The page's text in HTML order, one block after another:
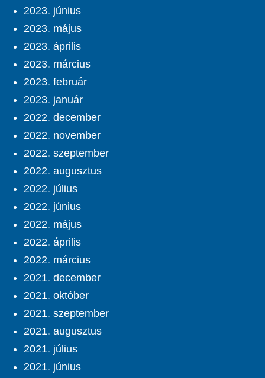
2023. június
2023. május
2023. április
2023. március
2023. február
2023. január
2022. december
2022. november
2022. szeptember
2022. augusztus
2022. július
2022. június
2022. május
2022. április
2022. március
2021. december
2021. október
2021. szeptember
2021. augusztus
2021. július
2021. június